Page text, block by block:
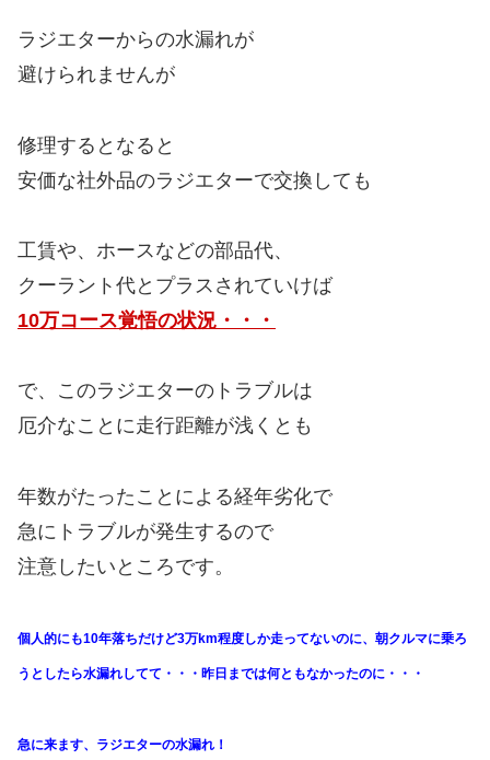
ラジエターからの水漏れが
避けられませんが
修理するとなると
安価な社外品のラジエターで交換しても
工賃や、ホースなどの部品代、
クーラント代とプラスされていけば
10万コース覚悟の状況・・・
で、このラジエターのトラブルは
厄介なことに走行距離が浅くとも
年数がたったことによる経年劣化で
急にトラブルが発生するので
注意したいところです。
個人的にも10年落ちだけど3万km程度しか走ってないのに、朝クルマに乗ろ
うとしたら水漏れしてて・・・昨日までは何ともなかったのに・・・
急に来ます、ラジエターの水漏れ！